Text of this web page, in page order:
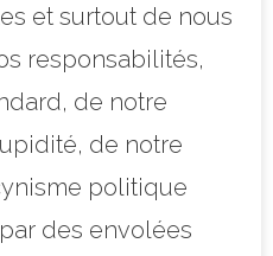
et surtout de nous
responsabilités,
de notre
de notre
politique
des envolées